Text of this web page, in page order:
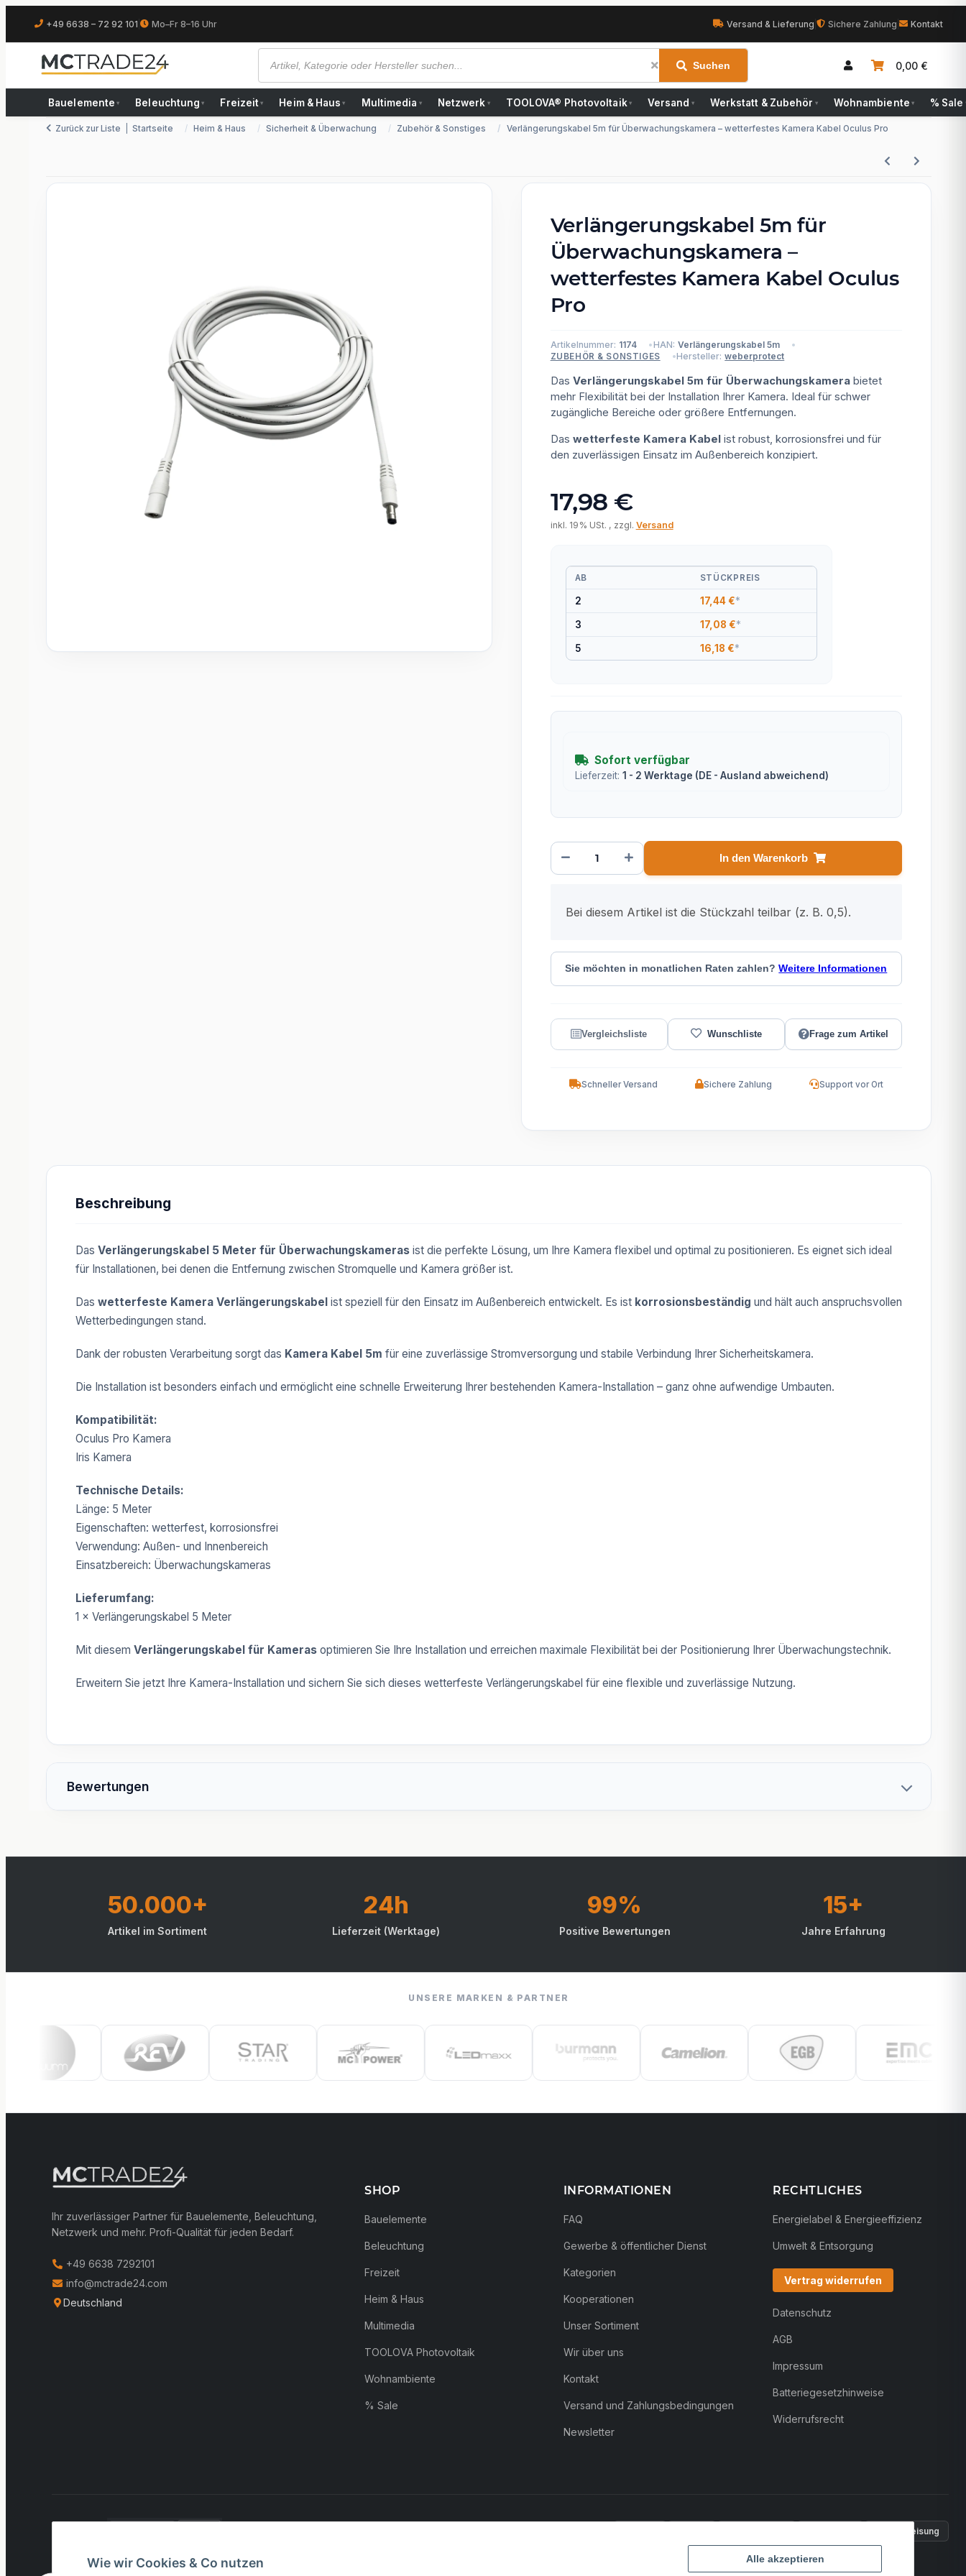
Alle akzeptieren
Wie wir Cookies & Co nutzen
+49 6638 – 72 92 101 Mo–Fr 8–16 Uhr Versand & Lieferung Sichere Zahlung Kontakt
Suchen 0,00 €
Bauelemente ▾ Beleuchtung ▾ Freizeit ▾ Heim & Haus ▾ Multimedia ▾ Netzwerk ▾ TOOLOVA® Photovoltaik ▾ Versand ▾ Werkstatt & Zubehör ▾ Wohnambiente ▾ % Sale
Zurück zur Liste Startseite Heim & Haus Sicherheit & Überwachung Zubehör & Sonstiges Verlängerungskabel 5m für Überwachungskamera – wetterfestes Kamera Kabel Oculus Pro
Verlängerungskabel 5m für
Überwachungskamera –
wetterfestes Kamera Kabel Oculus
Pro
Artikelnummer: 1174 HAN: Verlängerungskabel 5m
ZUBEHÖR & SONSTIGES Hersteller: weberprotect
Das Verlängerungskabel 5m für Überwachungskamerabietet
mehr Flexibilität bei der Installation Ihrer Kamera. Ideal für schwer
zugängliche Bereiche oder größere Entfernungen.
Das wetterfeste Kamera Kabelist robust, korrosionsfrei und für
den zuverlässigen Einsatz im Außenbereich konzipiert.
17,98 €
inkl. 19% USt. , zzgl. Versand
AB STÜCKPREIS
2 17,44 €*
3 17,08 €*
5 16,18 €*
Sofort verfügbar
Lieferzeit: 1 - 2 Werktage (DE - Ausland abweichend)
In den Warenkorb
Bei diesem Artikel ist die Stückzahl teilbar (z. B. 0,5).
Sie möchten in monatlichen Raten zahlen?Weitere Informationen
Frage zum Artikel
Schneller Versand Sichere Zahlung Support vor Ort
Beschreibung
Das Verlängerungskabel 5 Meter für Überwachungskameras ist die perfekte Lösung, um Ihre Kamera flexibel und optimal zu positionieren. Es eignet sich ideal
für Installationen, bei denen die Entfernung zwischen Stromquelle und Kamera größer ist.
Das wetterfeste Kamera Verlängerungskabel ist speziell für den Einsatz im Außenbereich entwickelt. Es ist korrosionsbeständig und hält auch anspruchsvollen
Wetterbedingungen stand.
Dank der robusten Verarbeitung sorgt das Kamera Kabel 5m für eine zuverlässige Stromversorgung und stabile Verbindung Ihrer Sicherheitskamera.
Die Installation ist besonders einfach und ermöglicht eine schnelle Erweiterung Ihrer bestehenden Kamera-Installation – ganz ohne aufwendige Umbauten.
Kompatibilität:
Oculus Pro Kamera
Iris Kamera
Technische Details:
Länge: 5 Meter
Eigenschaften: wetterfest, korrosionsfrei
Verwendung: Außen- und Innenbereich
Einsatzbereich: Überwachungskameras
Lieferumfang:
1 × Verlängerungskabel 5 Meter
Mit diesem Verlängerungskabel für Kameras optimieren Sie Ihre Installation und erreichen maximale Flexibilität bei der Positionierung Ihrer Überwachungstechnik.
Erweitern Sie jetzt Ihre Kamera-Installation und sichern Sie sich dieses wetterfeste Verlängerungskabel für eine flexible und zuverlässige Nutzung.
Bewertungen
50.000+
Artikel im Sortiment
24h
Lieferzeit (Werktage)
99%
Positive Bewertungen
15+
Jahre Erfahrung
UNSERE MARKEN & PARTNER
Ihr zuverlässiger Partner für Bauelemente, Beleuchtung,
Netzwerk und mehr. Profi-Qualität für jeden Bedarf.
+49 6638 7292101
info@mctrade24.com
Deutschland
SHOP
Bauelemente
Beleuchtung
Freizeit
Heim & Haus
Multimedia
TOOLOVA Photovoltaik
Wohnambiente
% Sale
INFORMATIONEN
FAQ
Gewerbe & öffentlicher Dienst
Kategorien
Kooperationen
Unser Sortiment
Wir über uns
Kontakt
Versand und Zahlungsbedingungen
Newsletter
RECHTLICHES
Energielabel & Energieeffizienz
Umwelt & Entsorgung
Vertrag widerrufen
Datenschutz
AGB
Impressum
Batteriegesetzhinweise
Widerrufsrecht
Überweisung
* Alle Preise inkl. gesetzlicher USt., zzgl.Versand